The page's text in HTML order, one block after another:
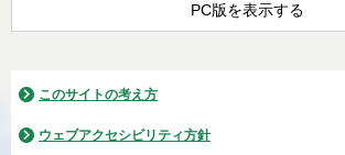
PC版を表示する
このサイトの考え方
ウェブアクセシビリティ方針